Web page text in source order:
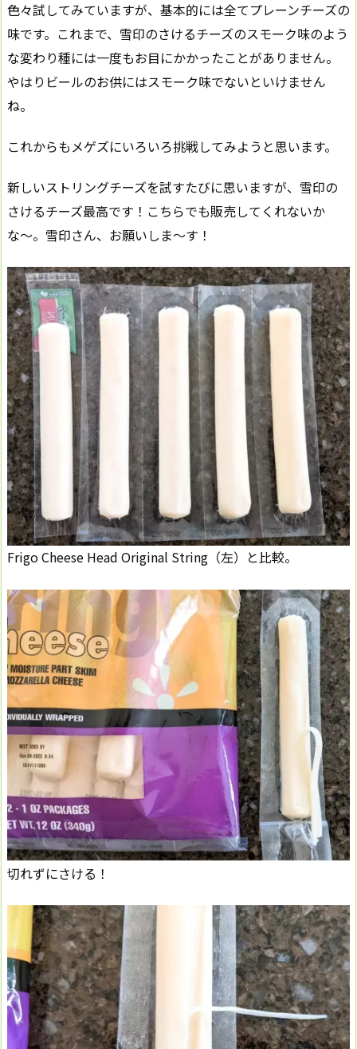
色々試してみていますが、基本的には全てプレーンチーズの
味です。これまで、雪印のさけるチーズのスモーク味のよう
な変わり種には一度もお目にかかったことがありません。
やはりビールのお供にはスモーク味でないといけません
ね。
これからもメゲズにいろいろ挑戦してみようと思います。
新しいストリングチーズを試すたびに思いますが、雪印の
さけるチーズ最高です！こちらでも販売してくれないか
な〜。雪印さん、お願いしま〜す！
Frigo Cheese Head Original String（左）と比較。
切れずにさける！